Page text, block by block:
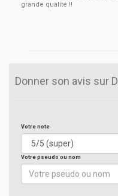
grande qualité !!
Donner son avis sur
Votre note
Votre pseudo ou nom